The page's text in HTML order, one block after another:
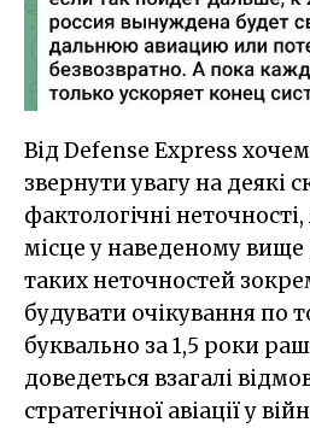
Від Defense Express
звернути увагу на деякі
фактологічні
місце у наведеному вище
таких неточностей
будувати очікування по
буквально за 1,5 роки
доведеться взагалі
стратегічної авіації у